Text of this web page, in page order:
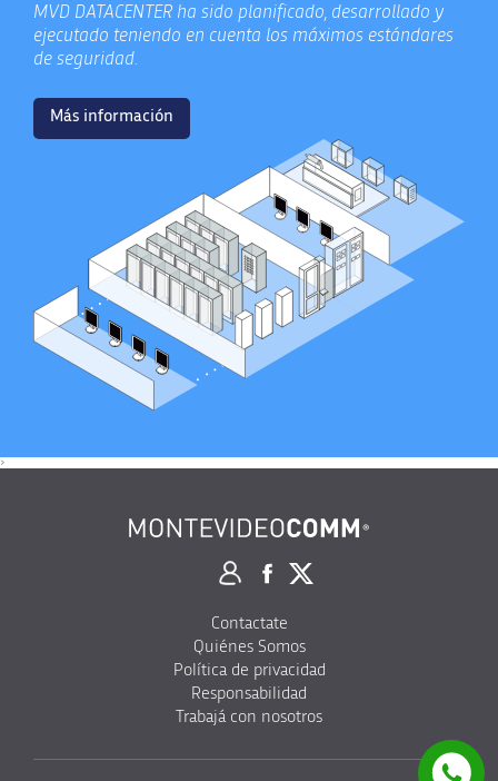
MVD DATACENTER ha sido planificado, desarrollado y
ejecutado teniendo en cuenta los máximos estándares
de seguridad.
Más información
>
Contactate
Quiénes Somos
Política de privacidad
Responsabilidad
Trabajá con nosotros